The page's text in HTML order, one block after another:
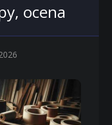
ocena